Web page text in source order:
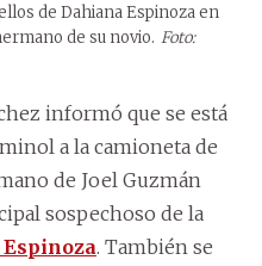
de Dahiana Espinoza en
de su novio. Foto:
informó que se está
a la camioneta de
de Joel Guzmán
sospechoso de la
. También se